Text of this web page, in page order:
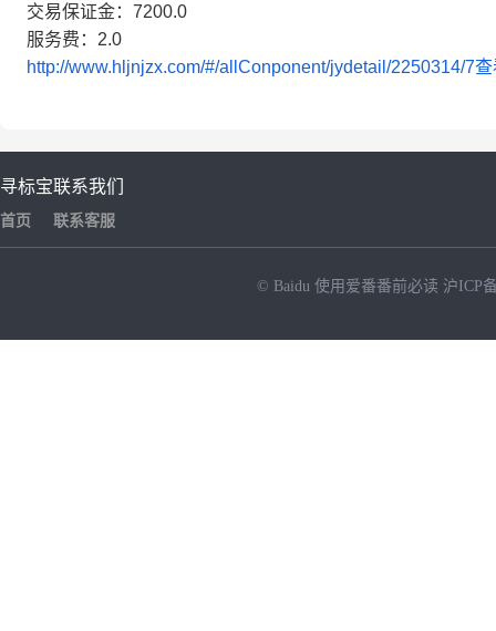
交易保证金：7200.0
服务费：2.0
http://www.hljnjzx.com/#/allConponent/jydetail/2250314/7查
寻标宝
首页
联系我们
联系客服
© Baidu 使用爱番番前必读 沪ICP